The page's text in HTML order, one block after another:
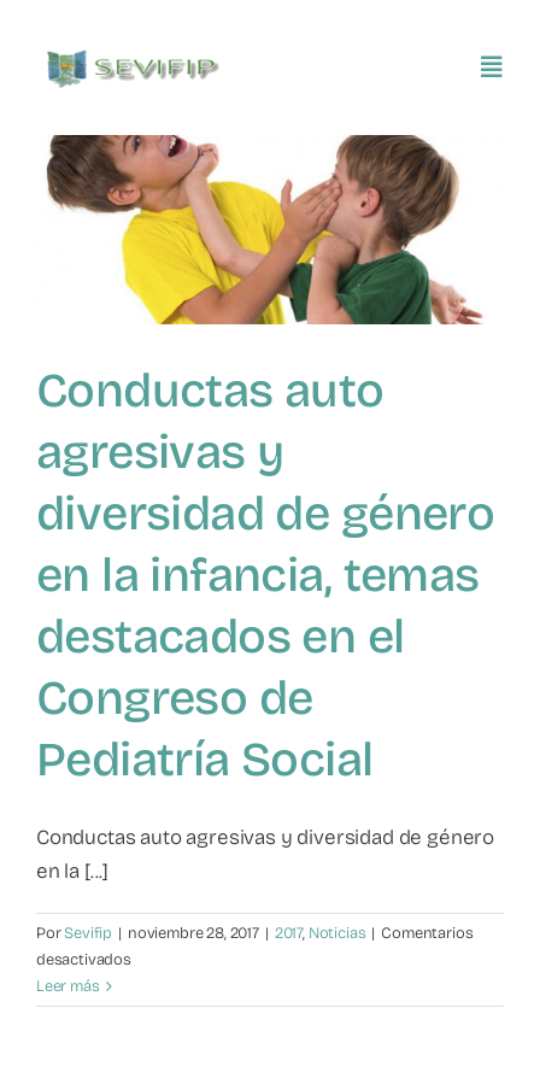
contenido
Inicio
SEVIFIP CONECTA
Mapa de recursos
Observatorio VFP
Conductas auto
agresivas y
diversidad de género
en la infancia, temas
destacados en el
Congreso de
Pediatría Social
Conductas auto agresivas y diversidad de género
en la [...]
PorSevifip | noviembre 28, 2017 | 2017, Noticias | Comentarios
desactivadosen
auto
Leer más